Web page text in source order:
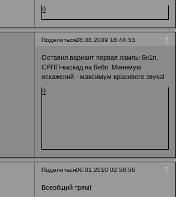
0
Поделиться 6
28.08.2009 18:44:53
Оставил вариант первая лампы 6н1п,
СРПП-каскад на 6н6п. Минимум
искажений - максимум красивого звука!
0
Поделиться 7
06.01.2010 02:58:56
Всеобщий трям!